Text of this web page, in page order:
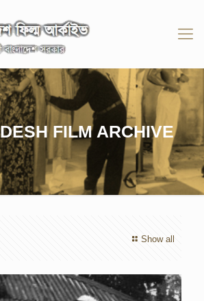
FILM ARCHIVE
Show all